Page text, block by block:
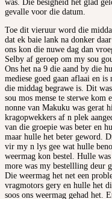
was. Die besigheid het glad
gevalle voor die datum.
Toe dit vieruur word die
dat ek baie lank na donker
ons kon die nuwe dag dan
Selby af geroep om my sou
Ons het na 9 die aand by die
mediese goed gaan aflaai en
die middag begrawe is. Dit
sou mos mense te sterwe kom
nonne van Makuku was gerat
kragopwekkers af n plek
van die groepie was beter en
maar hulle het beter geword.
vir my n lys gee wat hulle
weermag kon bestel. Hulle
more was my bestellling deur
Die weermag het net een
vragmotors gery en hulle het
soos ons weermag gehad het.